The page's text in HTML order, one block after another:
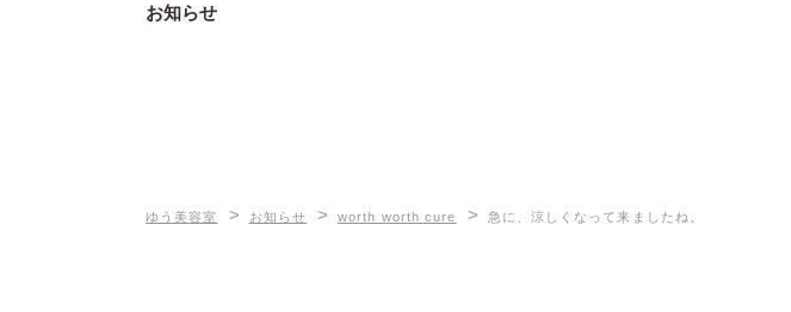
お知らせ
ゆう美容室 > お知らせ > worth worth cure > 急に、涼しくなって来ましたね。